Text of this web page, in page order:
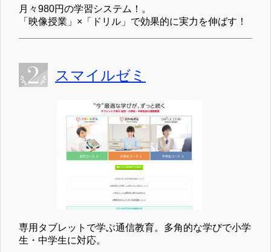
月々980円の学習システム！。
「映像授業」×「ドリル」で効果的に実力を伸ばす！
スマイルゼミ
専用タブレットで学ぶ通信教育。多角的な学びで小学
生・中学生に対応。